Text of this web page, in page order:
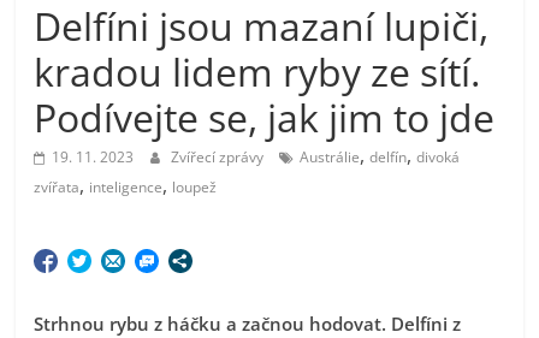
Delfíni jsou mazaní lupiči,
kradou lidem ryby ze sítí.
Podívejte se, jak jim to jde
19. 11. 2023 Zvířecí zprávy Austrálie,delfín,divoká
zvířata, inteligence, loupež
Strhnou rybu z háčku a začnou hodovat. Delfíni z